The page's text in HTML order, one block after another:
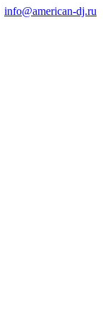
info@american-dj.ru